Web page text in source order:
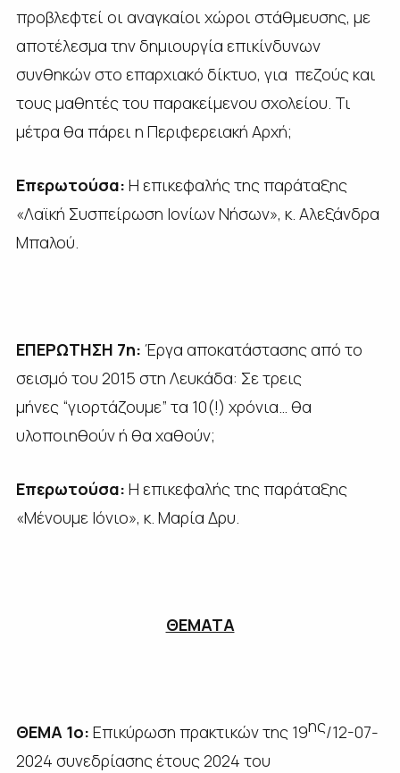
προβλεφτεί οι αναγκαίοι χώροι στάθμευσης, με
αποτέλεσμα την δημιουργία επικίνδυνων
συνθηκών στο επαρχιακό δίκτυο, για πεζούς και
τους μαθητές του παρακείμενου σχολείου. Τι
μέτρα θα πάρει η Περιφερειακή Αρχή;
Επερωτούσα: Η επικεφαλής της παράταξης
«Λαϊκή Συσπείρωση Ιονίων Νήσων», κ. Αλεξάνδρα
Μπαλού.
ΕΠΕΡΩΤΗΣΗ 7η: Έργα αποκατάστασης από το
σεισμό του 2015 στη Λευκάδα: Σε τρεις
μήνες “γιορτάζουμε” τα 10(!) χρόνια… θα
υλοποιηθούν ή θα χαθούν;
Επερωτούσα: Η επικεφαλής της παράταξης
«Μένουμε Ιόνιο», κ. Μαρία Δρυ.
ΘΕΜΑΤΑ
ΘΕΜΑ 1ο: Επικύρωση πρακτικών της 19ης/12-07-
2024 συνεδρίασης έτους 2024 του